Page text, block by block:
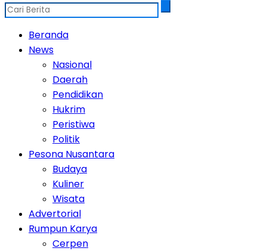
Beranda
News
Nasional
Daerah
Pendidikan
Hukrim
Peristiwa
Politik
Pesona Nusantara
Budaya
Kuliner
Wisata
Advertorial
Rumpun Karya
Cerpen